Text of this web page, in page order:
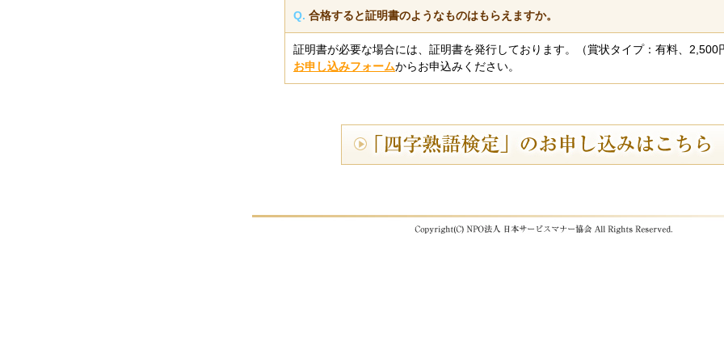
Q. 合格すると証明書のようなものはもらえますか。
証明書が必要な場合には、証明書を発行しております。（賞状タイプ：有料、2,500
お申し込みフォームからお申込みください。